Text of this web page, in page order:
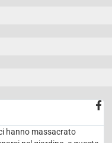
hanno massacrato